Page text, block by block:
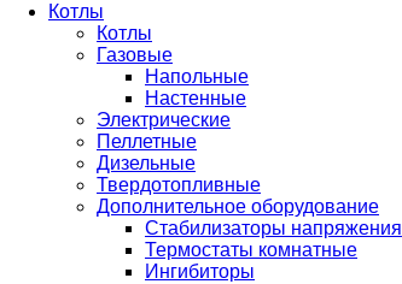
Котлы
Котлы
Газовые
Напольные
Настенные
Электрические
Пеллетные
Дизельные
Твердотопливные
Дополнительное оборудование
Стабилизаторы напряжения
Термостаты комнатные
Ингибиторы